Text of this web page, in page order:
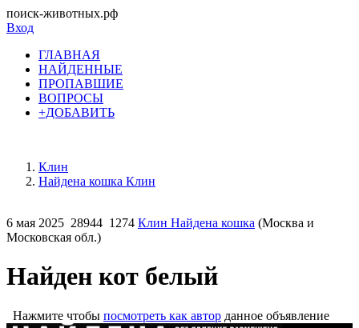
поиск-животных.рф
Вход
ГЛАВНАЯ
НАЙДЕННЫЕ
ПРОПАВШИЕ
ВОПРОСЫ
+ДОБАВИТЬ
Клин
Найдена кошка Клин
6 мая 2025 28944 1274 Клин Найдена кошка (Москва и
Московская обл.)
Найден кот белый
Нажмите чтобы посмотреть как автор данное объявление